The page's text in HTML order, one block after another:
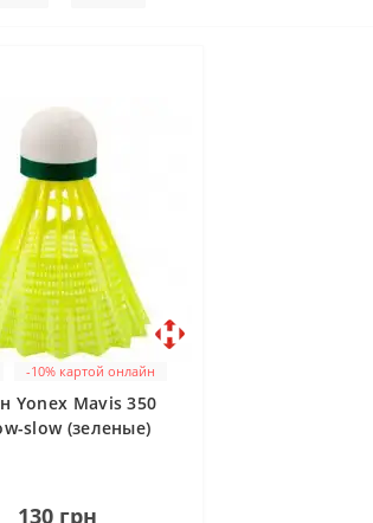
-10% картой онлайн
Yonex Mavis 350
slow (зеленые)
130 грн